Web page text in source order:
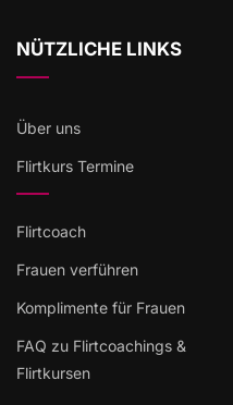
NÜTZLICHE LINKS
Über uns
Flirtkurs Termine
Flirtcoach
Frauen verführen
Komplimente für Frauen
FAQ zu Flirtcoachings &
Flirtkursen